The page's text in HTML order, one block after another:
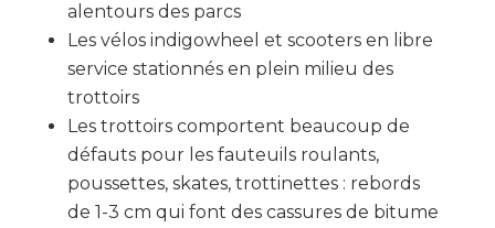
alentours des parcs
Les vélos indigowheel et scooters en libre
service stationnés en plein milieu des
trottoirs
Les trottoirs comportent beaucoup de
défauts pour les fauteuils roulants,
poussettes, skates, trottinettes : rebords
de 1-3 cm qui font des cassures de bitume